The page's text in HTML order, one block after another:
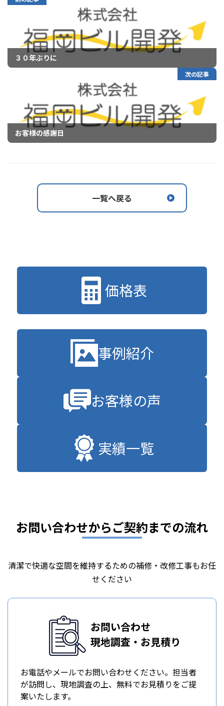
３０年ぶりに
次の記事
お客様の感謝日
一覧へ戻る
価格表
事例紹介
お客様の声
実績一覧
お問い合わせからご契約までの流れ
清潔で快適な空間を維持するための補修・改修工事もお任
せください
お問い合わせ
現地調査・お見積り
お電話やメールでお問い合わせください。担当者
が訪問し、現地調査の上、無料でお見積りをご提
案いたします。